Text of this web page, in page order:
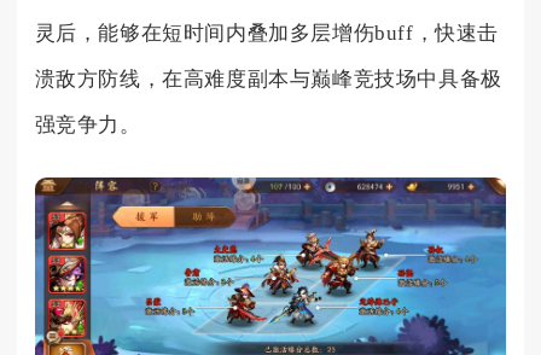
灵后，能够在短时间内叠加多层增伤buff，快速击
溃敌方防线，在高难度副本与巅峰竞技场中具备极
强竞争力。